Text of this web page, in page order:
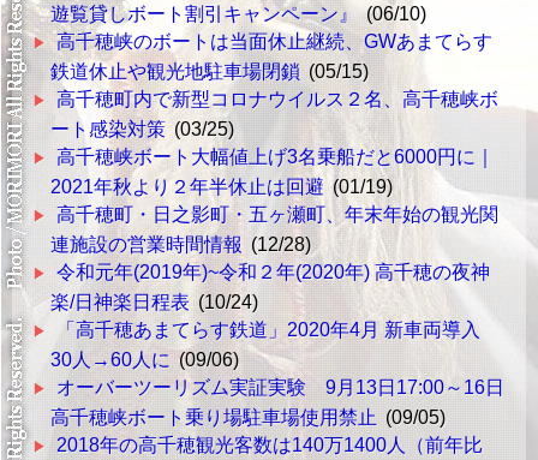
遊覧貸しボート割引キャンペーン』
(06/10)
高千穂峡のボートは当面休止継続、GWあまてらす
鉄道休止や観光地駐車場閉鎖 (05/15)
高千穂町内で新型コロナウイルス２名、高千穂峡ボ
ート感染対策 (03/25)
高千穂峡ボート大幅値上げ3名乗船だと6000円に｜
2021年秋より２年半休止は回避 (01/19)
高千穂町・日之影町・五ヶ瀬町、年末年始の観光関
連施設の営業時間情報 (12/28)
令和元年(2019年)~令和２年(2020年) 高千穂の夜神
楽/日神楽日程表 (10/24)
「高千穂あまてらす鉄道」2020年4月 新車両導入
30人→60人に (09/06)
オーバーツーリズム実証実験 9月13日17:00～16日
高千穂峡ボート乗り場駐車場使用禁止 (09/05)
2018年の高千穂観光客数は140万1400人（前年比